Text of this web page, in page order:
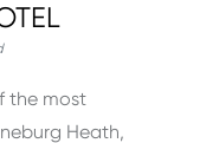
the most
Heath,